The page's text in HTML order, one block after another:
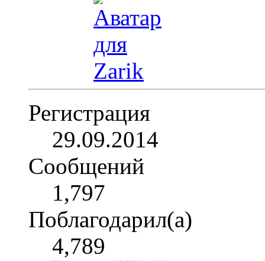
Регистрация
29.09.2014
Сообщений
1,797
Поблагодарил(а)
4,789